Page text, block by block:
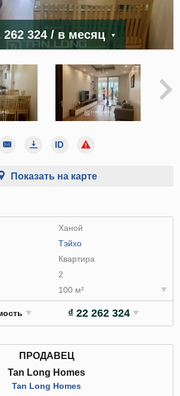
262 324/ в месяц
Показать на карте
Ханой
Тэйхо
Квартира
2
100 м²
₫ 22 262 324
ПРОДАВЕЦ
Tan Long Homes
Tan Long Homes